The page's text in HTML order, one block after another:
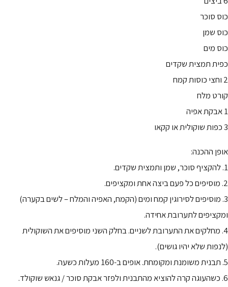
כוס סוכר
כוס שמן
כוס מים
כפית תמצית שקדים
2 וחצי כוסות קמח
קורט מלח
1 אבקת אפיה
3 כפות שוקולית או קקאו
אופן ההכנה:
1. להקציף סוכר, שמן ותמצית שקדים.
2. מוסיפים כל פעם ביצה אחת ומקציפים.
3. מוסיפים לסירוגין קמח ומים (הקמח, האפיה והמלח – לשים בקערה)
ומקציפים לתערובת אחידה.
4. מחלקים את התערובת לשניים. בחלק השני מוסיפים את השוקולית
(לנפות שלא יהיו גושים).
5. תבנית משומנת ומקומחת. אופים ב-160 מעלות כשעה.
6. כשהעוגה קרה להוציא מהתבנית ולפזר אבקת סוכר / גנאש שוקולד.